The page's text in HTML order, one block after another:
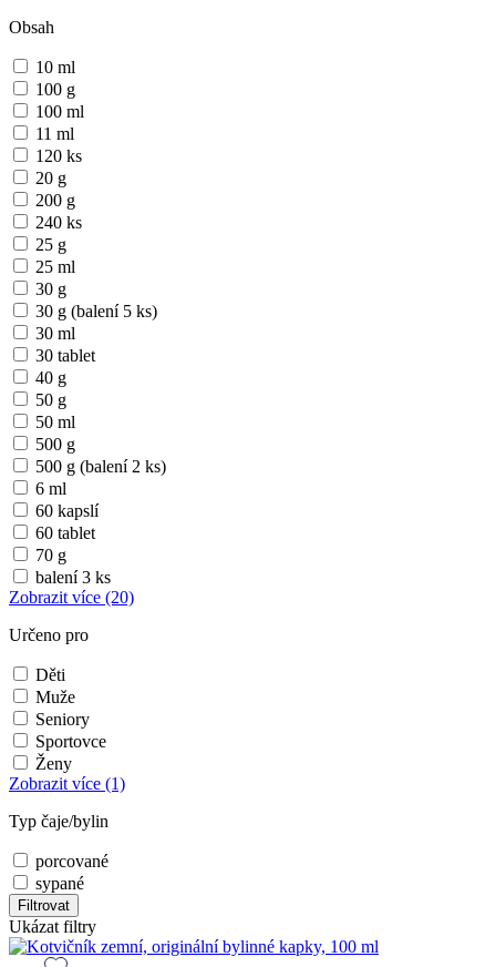
Obsah
10 ml
100 g
100 ml
11 ml
120 ks
20 g
200 g
240 ks
25 g
25 ml
30 g
30 g (balení 5 ks)
30 ml
30 tablet
40 g
50 g
50 ml
500 g
500 g (balení 2 ks)
6 ml
60 kapslí
60 tablet
70 g
balení 3 ks
Zobrazit více (20)
Určeno pro
Děti
Muže
Seniory
Sportovce
Ženy
Zobrazit více (1)
Typ čaje/bylin
porcované
sypané
Filtrovat
Ukázat filtry